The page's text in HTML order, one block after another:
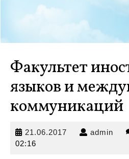
Факультет
языков и
коммуникаций
21.06.2017 21.06.2017
admin
02:16